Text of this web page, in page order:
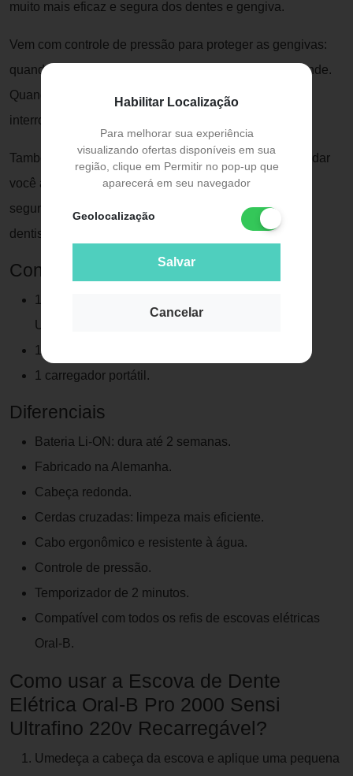
Habilitar Localização
Para melhorar sua experiência
visualizando ofertas disponíveis em sua
região, clique em Permitir no pop-up que
aparecerá em seu navegador
Geolocalização
Salvar
Cancelar
muito mais eficaz e segura dos dentes e gengiva.
Vem com controle de pressão para proteger as gengivas:
quando muita pressão é aplicada, a luz vermelha acende.
Quando a velocidade da escova diminui, a pulsação é
interrompida.
Também contém um cronômetro de 2 minutos para ajudar
você a desenvolver o hábito de uma boa escovação,
segundo o tempo de escovação recomendado pelos
dentistas.
Contém:
1 escova de dente elétrica Oral-B Pro 2000 Sensi
Ultrafino 220v Recarregável.
1 refil.
1 carregador portátil.
Diferenciais
Bateria Li-ON: dura até 2 semanas.
Fabricado na Alemanha.
Cabeça redonda.
Cerdas cruzadas: limpeza mais eficiente.
Cabo ergonômico e resistente à água.
Controle de pressão.
Temporizador de 2 minutos.
Compatível com todos os refis de escovas elétricas
Oral-B.
Como usar a Escova de Dente
Elétrica Oral-B Pro 2000 Sensi
Ultrafino 220v Recarregável?
Umedeça a cabeça da escova e aplique uma pequena